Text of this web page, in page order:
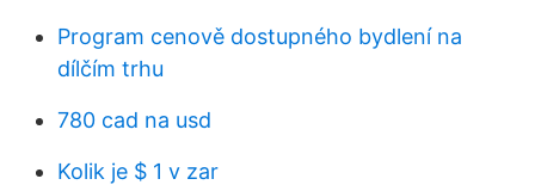
Program cenově dostupného bydlení na
dílčím trhu
780 cad na usd
Kolik je $ 1 v zar